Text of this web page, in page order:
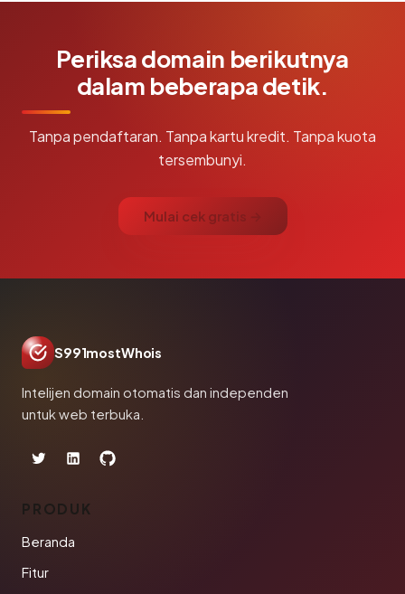
Periksa domain berikutnya
dalam beberapa detik.
Tanpa pendaftaran. Tanpa kartu kredit. Tanpa kuota
tersembunyi.
Mulai cek gratis →
S991mostWhois
Intelijen domain otomatis dan independen
untuk web terbuka.
PRODUK
Beranda
Fitur